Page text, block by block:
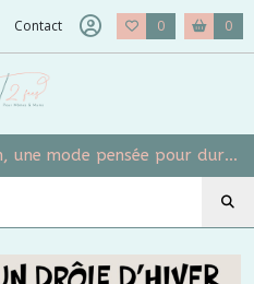
Contact 0 0
Inspirée du Bassin d'Arcachon, une mode pensée pour durer et grandir avec vos mômes